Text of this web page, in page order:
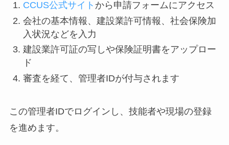
CCUS公式サイト から申請フォームにアクセス
会社の基本情報、建設業許可情報、社会保険加
入状況などを入力
建設業許可証の写しや保険証明書をアップロー
ド
審査を経て、管理者IDが付与されます
この管理者IDでログインし、技能者や現場の登録
を進めます。